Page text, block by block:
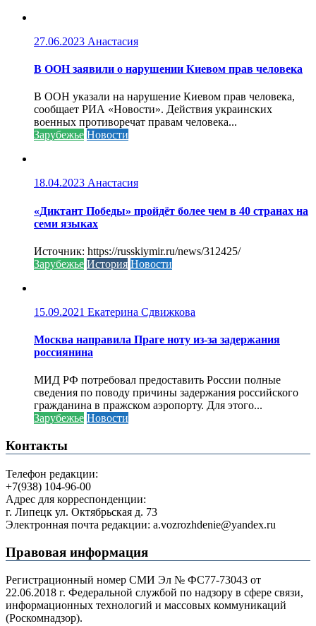
27.06.2023 Анастасия
В ООН заявили о нарушении Киевом прав человека
В ООН указали на нарушение Киевом прав человека,
сообщает РИА «Новости». Действия украинских
военных противоречат правам человека...
Зарубежье Новости
18.04.2023 Анастасия
«Диктант Победы» пройдёт более чем в 40 странах на
семи языках
Источник: https://russkiymir.ru/news/312425/
Зарубежье История Новости
15.09.2021 Екатерина Сдвижкова
Москва направила Праге ноту из-за задержания
россиянина
МИД РФ потребовал предоставить России полные
сведения по поводу причины задержания российского
гражданина в пражском аэропорту. Для этого...
Зарубежье Новости
Контакты
Телефон редакции:
+7(938) 104-96-00
Адрес для корреспонденции:
г. Липецк ул. Октябрьская д. 73
Электронная почта редакции: a.vozrozhdenie@yandex.ru
Правовая информация
Регистрационный номер СМИ Эл № ФС77-73043 от
22.06.2018 г. Федеральной службой по надзору в сфере связи,
информационных технологий и массовых коммуникаций
(Роскомнадзор).